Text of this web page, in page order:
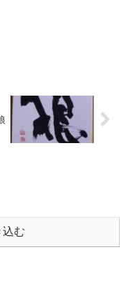
込む